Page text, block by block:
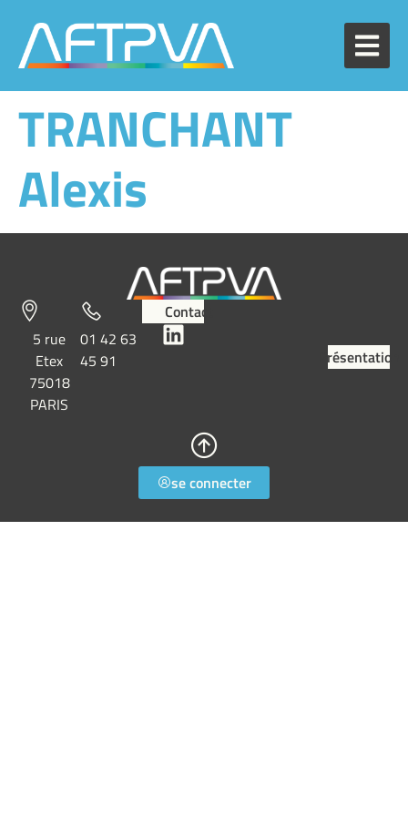
TRANCHANT
Alexis
5 rue
Etex
75018
PARIS
01 42 63
45 91
Contact
Présentation
se connecter